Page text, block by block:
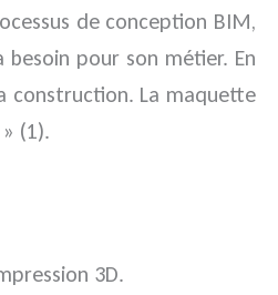
de conception BIM,
pour son métier. En
construction. La maquette
(1).
3D.